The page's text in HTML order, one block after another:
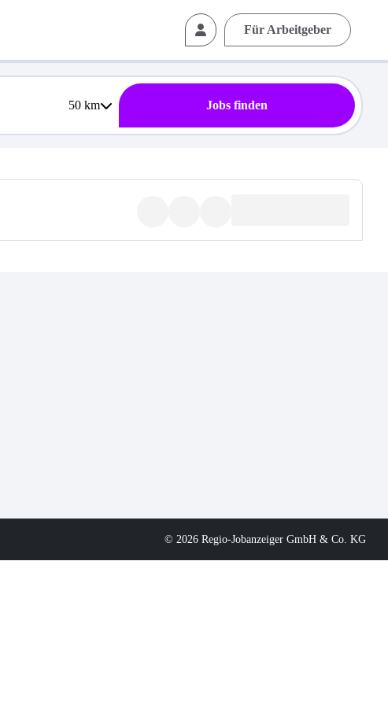
Für Arbeitgeber
50km Jobs finden
© 2026 Regio-Jobanzeiger GmbH & Co. KG